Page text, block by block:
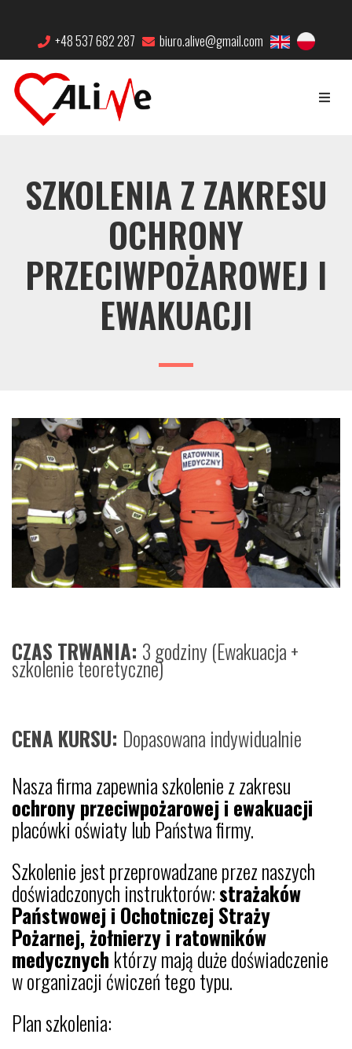
+48 537 682 287 biuro.alive@gmail.com
SZKOLENIA Z ZAKRESU
OCHRONY
PRZECIWPOŻAROWEJ I
EWAKUACJI
CZAS TRWANIA: 3 godziny (Ewakuacja +
szkolenie teoretyczne)
CENA KURSU: Dopasowana indywidualnie
Nasza firma zapewnia szkolenie z zakresu
ochrony przeciwpożarowej i ewakuacji
placówki oświaty lub Państwa firmy.
Szkolenie jest przeprowadzane przez naszych
doświadczonych instruktorów:strażaków
Państwowej i Ochotniczej Straży
Pożarnej, żołnierzy i ratowników
medycznych którzy mają duże doświadczenie
w organizacji ćwiczeń tego typu.
Plan szkolenia: